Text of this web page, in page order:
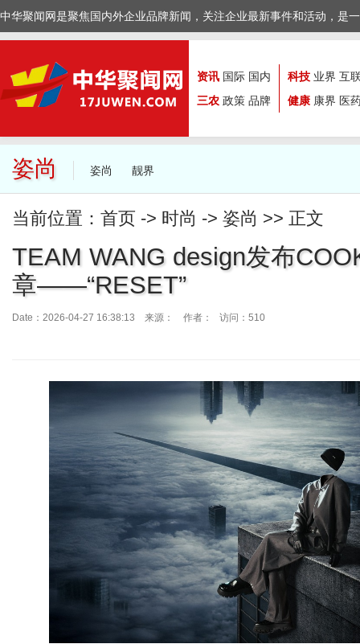
中华聚闻网是聚焦国内外企业品牌新闻，关注企业最新事件和活动，是
资讯 国际 国内
三农 政策 品牌
科技 业界 互
健康 康界 医
姿尚 姿尚 靓界
当前位置： 首页 -> 时尚 -> 姿尚 >> 正文
TEAM WANG design发布
章——“RESET”
Date：2026-04-27 16:38:13 来源： 作者： 访问：510